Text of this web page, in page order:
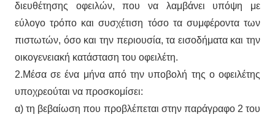
διευθέτησης οφειλών, που να λαμβάνει υπόψη με
εύλογο τρόπο και συσχέτιση τόσο τα συμφέροντα των
πιστωτών, όσο και την περιουσία, τα εισοδήματα και την
οικογενειακή κατάσταση του οφειλέτη.
2.Μέσα σε ένα μήνα από την υποβολή της ο οφειλέτης
υποχρεούται να προσκομίσει:
α) τη βεβαίωση που προβλέπεται στην παράγραφο 2 του